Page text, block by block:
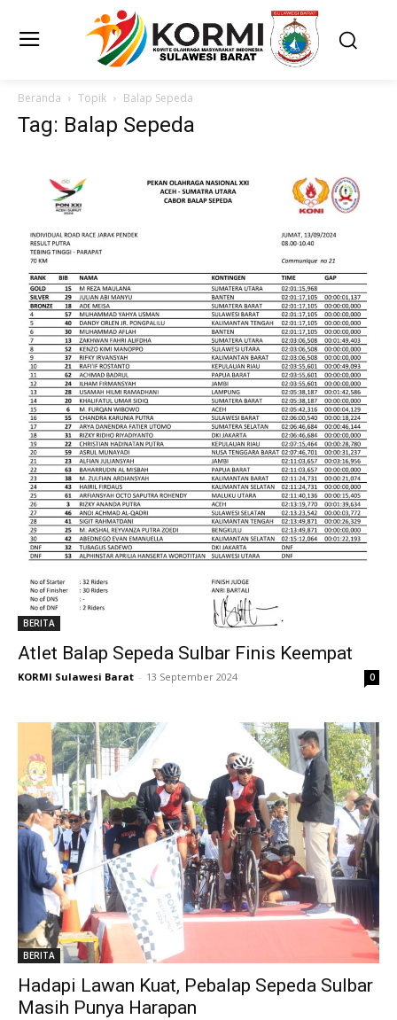
Beranda Topik Balap Sepeda
Tag: Balap Sepeda
BERITA
Atlet Balap Sepeda Sulbar Finis Keempat
KORMI Sulawesi Barat - 13 September 2024 0
BERITA
Hadapi Lawan Kuat, Pebalap Sepeda Sulbar
Masih Punya Harapan